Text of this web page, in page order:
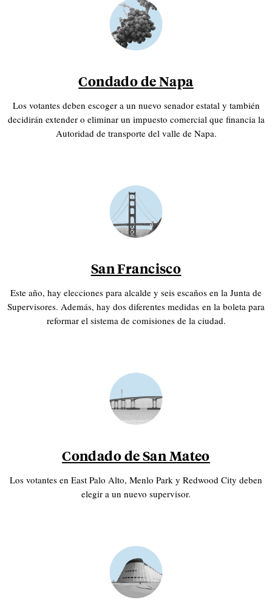
Condado de Napa
Los votantes deben escoger a un nuevo senador estatal y también
decidirán extender o eliminar un impuesto comercial que financia la
Autoridad de transporte del valle de Napa.
San Francisco
Este año, hay elecciones para alcalde y seis escaños en la Junta de
Supervisores. Además, hay dos diferentes medidas en la boleta para
reformar el sistema de comisiones de la ciudad.
Condado de San Mateo
Los votantes en East Palo Alto, Menlo Park y Redwood City deben
elegir a un nuevo supervisor.